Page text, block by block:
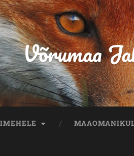
Võrumaa